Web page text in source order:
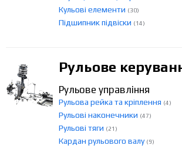
Кульові елементи (30)
Підшипник підвіски (14)
Рульове
Рульове управління
Рульова рейка та кріплення (4)
Рульові наконечники (47)
Рульові тяги (21)
Кардан рульового валу (9)